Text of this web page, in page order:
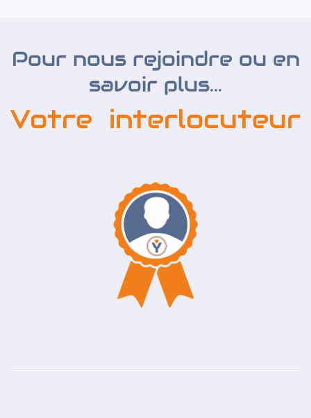
Pour nous rejoindre ou en
savoir plus...
Votre interlocuteur